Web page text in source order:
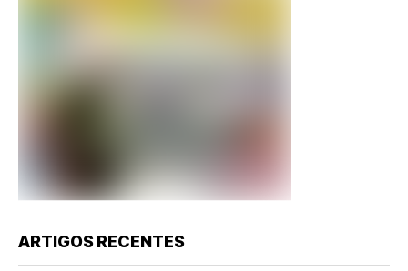
ARTIGOS RECENTES